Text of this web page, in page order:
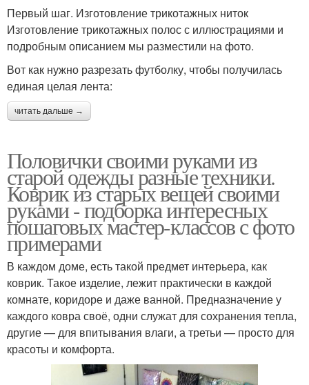
Первый шаг. Изготовление трикотажных ниток
Изготовление трикотажных полос с иллюстрациями и
подробным описанием мы разместили на фото.
Вот как нужно разрезать футболку, чтобы получилась
единая целая лента:
читать дальше →
Половички своими руками из
старой одежды разные техники.
Коврик из старых вещей своими
руками - подборка интересных
пошаговых мастер-классов с фото
примерами
В каждом доме, есть такой предмет интерьера, как
коврик. Такое изделие, лежит практически в каждой
комнате, коридоре и даже ванной. Предназначение у
каждого ковра своё, одни служат для сохранения тепла,
другие — для впитывания влаги, а третьи — просто для
красоты и комфорта.